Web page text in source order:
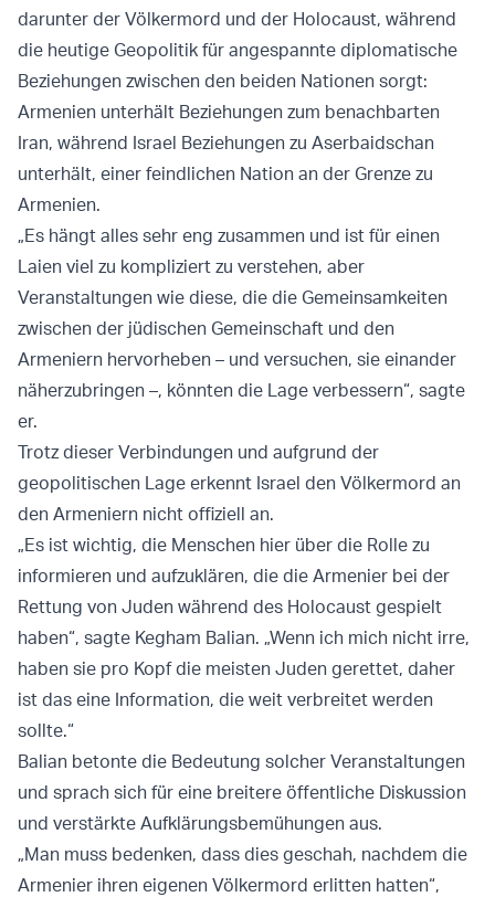
darunter der Völkermord und der Holocaust, während
die heutige Geopolitik für angespannte diplomatische
Beziehungen zwischen den beiden Nationen sorgt:
Armenien unterhält Beziehungen zum benachbarten
Iran, während Israel Beziehungen zu Aserbaidschan
unterhält, einer feindlichen Nation an der Grenze zu
Armenien.
„Es hängt alles sehr eng zusammen und ist für einen
Laien viel zu kompliziert zu verstehen, aber
Veranstaltungen wie diese, die die Gemeinsamkeiten
zwischen der jüdischen Gemeinschaft und den
Armeniern hervorheben – und versuchen, sie einander
näherzubringen –, könnten die Lage verbessern“, sagte
er.
Trotz dieser Verbindungen und aufgrund der
geopolitischen Lage erkennt Israel den Völkermord an
den Armeniern nicht offiziell an.
„Es ist wichtig, die Menschen hier über die Rolle zu
informieren und aufzuklären, die die Armenier bei der
Rettung von Juden während des Holocaust gespielt
haben“, sagte Kegham Balian. „Wenn ich mich nicht irre,
haben sie pro Kopf die meisten Juden gerettet, daher
ist das eine Information, die weit verbreitet werden
sollte.“
Balian betonte die Bedeutung solcher Veranstaltungen
und sprach sich für eine breitere öffentliche Diskussion
und verstärkte Aufklärungsbemühungen aus.
„Man muss bedenken, dass dies geschah, nachdem die
Armenier ihren eigenen Völkermord erlitten hatten“,